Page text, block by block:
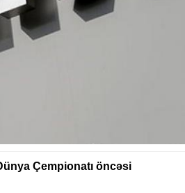
Çempionatı öncəsi